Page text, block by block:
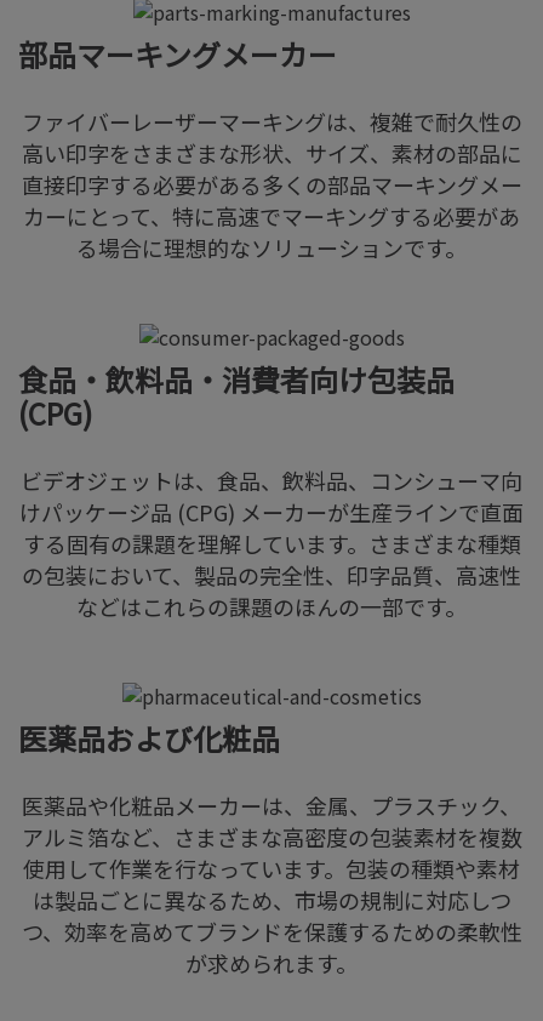
部品マーキングメーカー
ファイバーレーザーマーキングは、複雑で耐久性の
高い印字をさまざまな形状、サイズ、素材の部品に
直接印字する必要がある多くの部品マーキングメー
カーにとって、特に高速でマーキングする必要があ
る場合に理想的なソリューションです。
食品・飲料品・消費者向け包装品
(CPG)
ビデオジェットは、食品、飲料品、コンシューマ向
けパッケージ品 (CPG) メーカーが生産ラインで直面
する固有の課題を理解しています。さまざまな種類
の包装において、製品の完全性、印字品質、高速性
などはこれらの課題のほんの一部です。
医薬品および化粧品
医薬品や化粧品メーカーは、金属、プラスチック、
アルミ箔など、さまざまな高密度の包装素材を複数
使用して作業を行なっています。包装の種類や素材
は製品ごとに異なるため、市場の規制に対応しつ
つ、効率を高めてブランドを保護するための柔軟性
が求められます。